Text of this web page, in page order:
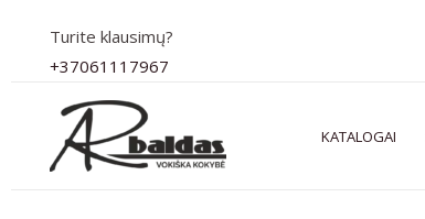
turinio
Turite klausimų?
+37061117967
KATALOGAI